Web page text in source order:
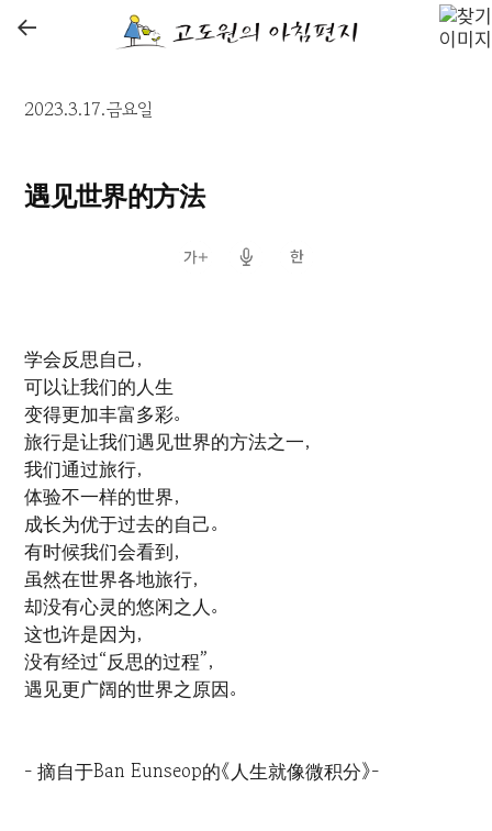
←
2023.3.17.금요일
遇见世界的方法
学会反思自己，
可以让我们的人生
变得更加丰富多彩。
旅行是让我们遇见世界的方法之一，
我们通过旅行，
体验不一样的世界，
成长为优于过去的自己。
有时候我们会看到，
虽然在世界各地旅行，
却没有心灵的悠闲之人。
这也许是因为，
没有经过“反思的过程”，
遇见更广阔的世界之原因。
- 摘自于Ban Eunseop的《人生就像微积分》-